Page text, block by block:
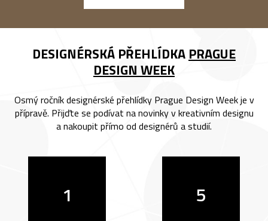
DESIGNÉRSKÁ PŘEHLÍDKA PRAGUE
DESIGN WEEK
Osmý ročník designérské přehlídky Prague Design Week je v
přípravě. Přijďte se podívat na novinky v kreativním designu
a nakoupit přímo od designérů a studií.
1 5